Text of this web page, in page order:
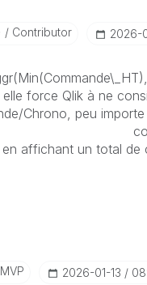
Contributor ‎2026-
force Qlik à ne
Chrono, peu
affichant un total
‎2026-01-13